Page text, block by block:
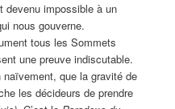
devenu impossible à un
nous gouverne.
tous les Sommets
une preuve indiscutable.
que la gravité de
les décideurs de prendre